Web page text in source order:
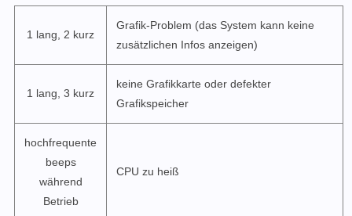
1 lang, 2 kurz
Grafik-Problem (das System kann keine
zusätzlichen Infos anzeigen)
1 lang, 3 kurz
keine Grafikkarte oder defekter
Grafikspeicher
hochfrequente
beeps
während
Betrieb
CPU zu heiß